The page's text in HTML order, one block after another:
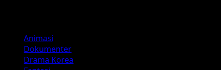
Animasi
Dokumenter
Drama Korea